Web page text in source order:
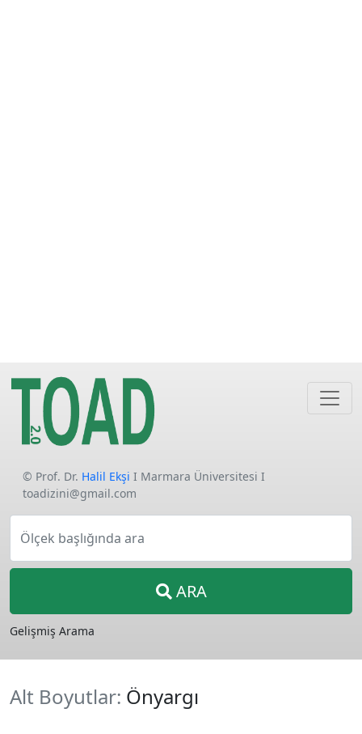
© Prof. Dr. Halil Ekşi I Marmara Üniversitesi I
toadizini@gmail.com
Ölçek başlığında ara
ARA
Gelişmiş Arama
Alt Boyutlar: Önyargı